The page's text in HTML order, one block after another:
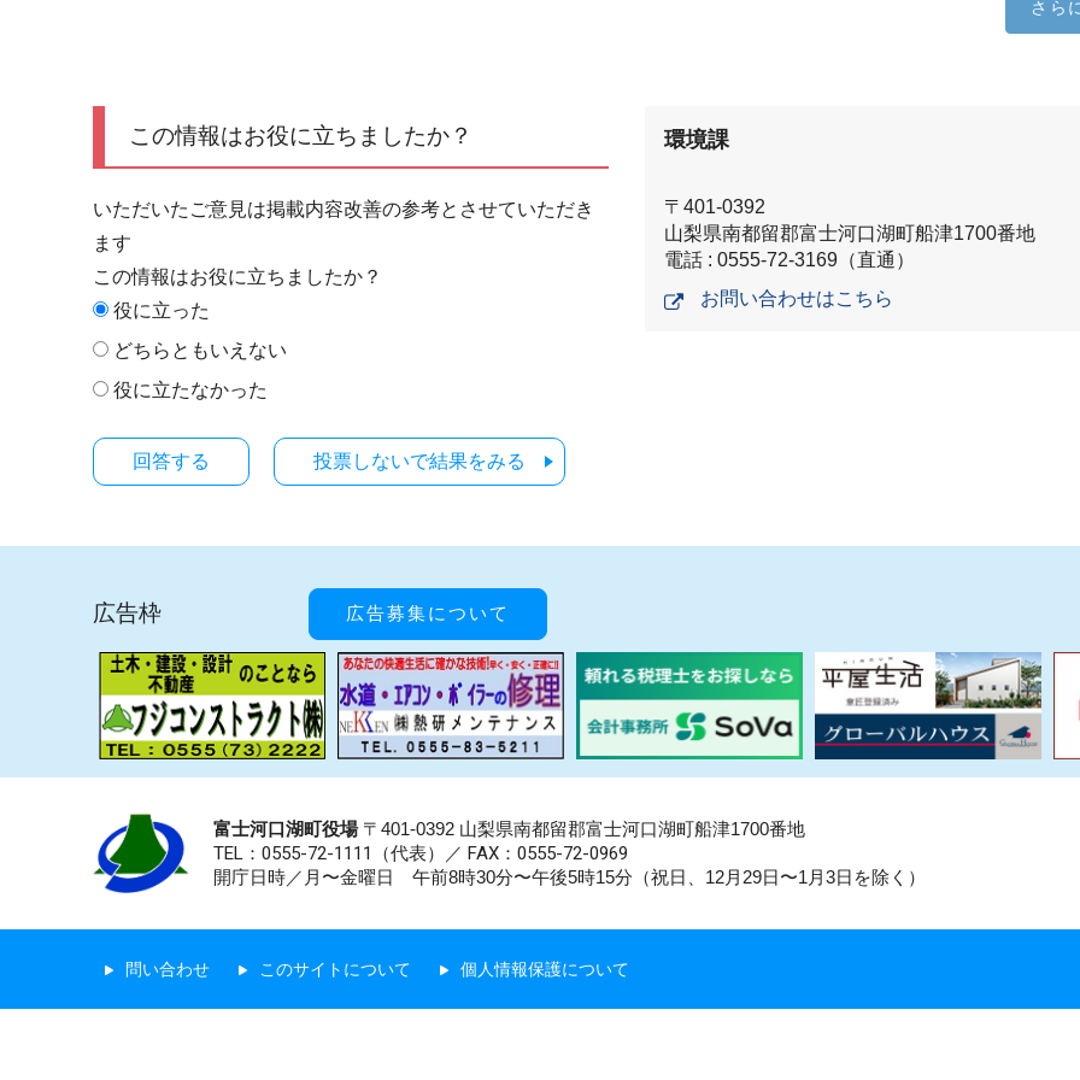
さら
この情報はお役に立ちましたか？
いただいたご意見は掲載内容改善の参考とさせていただき
ます
この情報はお役に立ちましたか？
役に立った
どちらともいえない
役に立たなかった
投票しないで結果をみる
環境課
〒401-0392
山梨県南都留郡富士河口湖町船津1700番地
電話 : 0555-72-3169（直通）
お問い合わせはこちら
広告枠 広告募集について
富士河口湖町役場〒401-0392 山梨県南都留郡富士河口湖町船津1700番地
TEL：0555-72-1111 （代表）／ FAX：0555-72-0969
開庁日時／月〜金曜日 午前8時30分〜午後5時15分（祝日、12月29日〜1月3日を除く）
問い合わせ このサイトについて 個人情報保護について